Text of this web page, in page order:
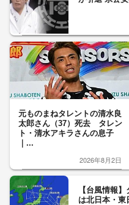
元ものまねタレントの清水良
太郎さん（37）死去 タレン
ト・清水アキラさんの息子
｜...
2026年8月2日
【台風情報
は北日本・